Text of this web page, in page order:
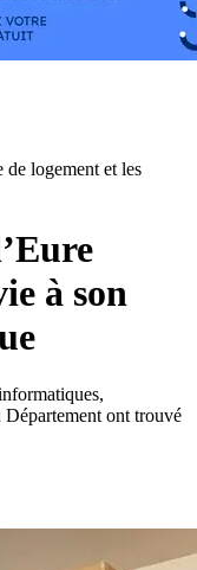
logement et les
à son
Département ont trouvé